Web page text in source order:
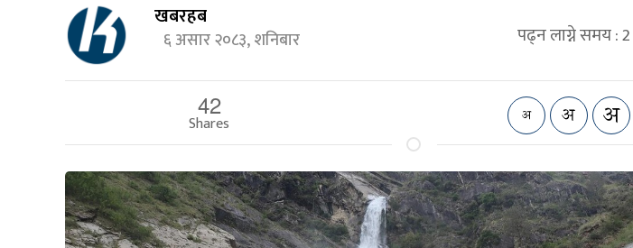
खबरहब
६ असार २०८३, शनिबार पढ्न लाग्ने समय :2
42
Shares